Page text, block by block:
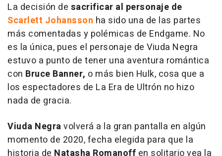
La decisión de sacrificar al personaje de
Scarlett Johansson ha sido una de las partes
más comentadas y polémicas de Endgame. No
es la única, pues el personaje de Viuda Negra
estuvo a punto de tener una aventura romántica
con Bruce Banner, o más bien Hulk, cosa que a
los espectadores de La Era de Ultrón no hizo
nada de gracia.
Viuda Negravolverá a la gran pantalla en algún
momento de 2020, fecha elegida para que la
historia de Natasha Romanoff en solitario vea la